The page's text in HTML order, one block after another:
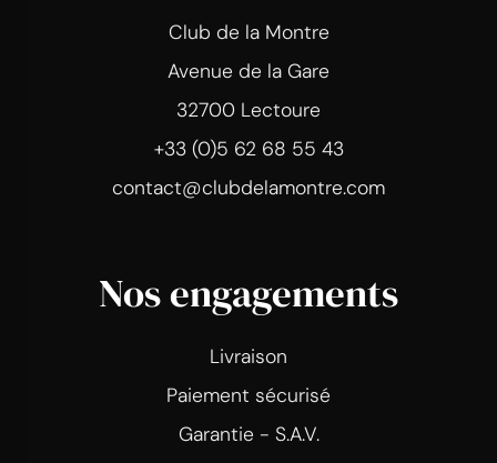
Club de la Montre
Avenue de la Gare
32700 Lectoure
+33 (0)5 62 68 55 43
contact@clubdelamontre.com
Nos engagements
Livraison
Paiement sécurisé
Garantie - S.A.V.